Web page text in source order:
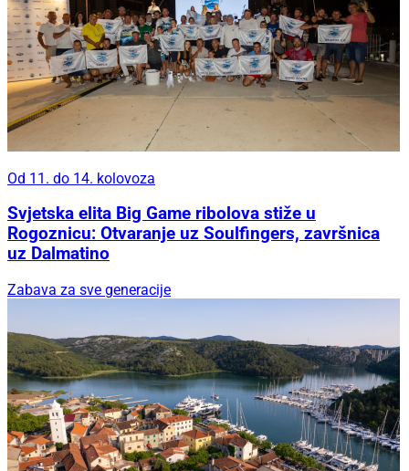
Od 11. do 14. kolovoza
Svjetska elita Big Game ribolova stiže u
Rogoznicu: Otvaranje uz Soulfingers, završnica
uz Dalmatino
Zabava za sve generacije